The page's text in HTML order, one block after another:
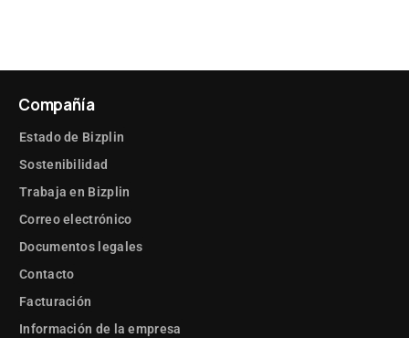
Compañía
Estado de Bizplin
Sostenibilidad
Trabaja en Bizplin
Correo electrónico
Documentos legales
Contacto
Facturación
Información de la empresa